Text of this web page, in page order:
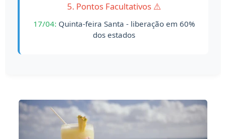
5. Pontos Facultativos ⚠️
17/04: Quinta-feira Santa - liberação em 60%
dos estados